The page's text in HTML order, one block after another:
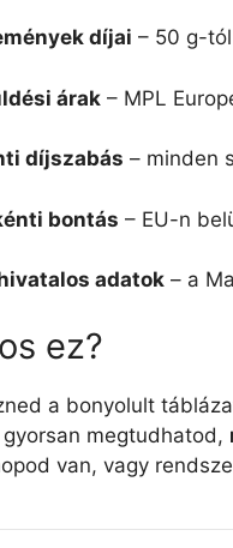
díjai – 50 g-
árak – MPL
díjszabás – minden
bontás – EU-n
adatok – a
ez?
a bonyolult
megtudhatod,
van, vagy